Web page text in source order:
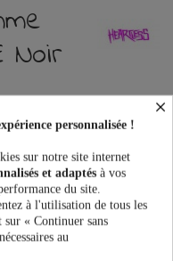
Noir
Rock, Pinup,
×
personnalisée !
sur notre site internet
et adaptés à vos
du site.
à l'utilisation de tous les
« Continuer sans
au